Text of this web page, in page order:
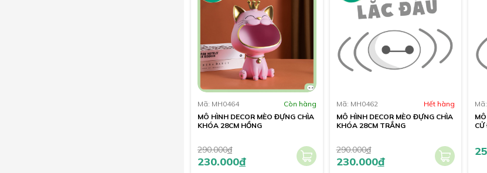
Mã: MH0464
Còn hàng
MÔ HÌNH DECOR MÈO ĐỰNG CHÌA
KHÓA 28CM HỒNG
290.000đ
230.000đ
Mã: MH0462
Hết hàng
MÔ HÌNH DECOR MÈO ĐỰNG CHÌA
KHÓA 28CM TRẮNG
290.000đ
230.000đ
CỬ